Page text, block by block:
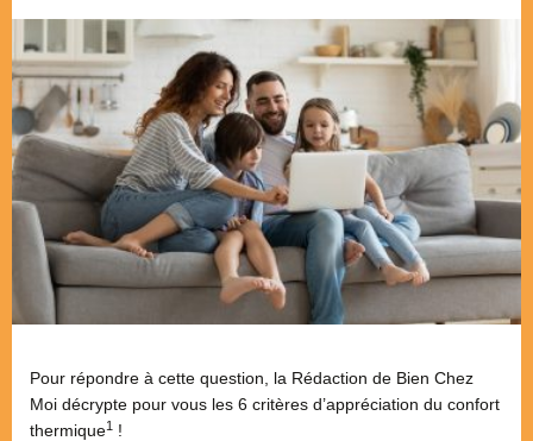
Pour répondre à cette question, la Rédaction de Bien Chez
Moi décrypte pour vous les 6 critères d’appréciation du confort
thermique1 !